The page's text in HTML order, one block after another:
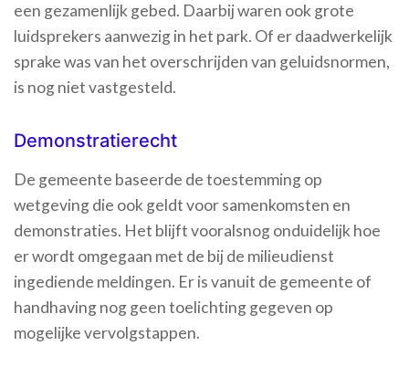
een gezamenlijk gebed. Daarbij waren ook grote
luidsprekers aanwezig in het park. Of er daadwerkelijk
sprake was van het overschrijden van geluidsnormen,
is nog niet vastgesteld.
Demonstratierecht
De gemeente baseerde de toestemming op
wetgeving die ook geldt voor samenkomsten en
demonstraties. Het blijft vooralsnog onduidelijk hoe
er wordt omgegaan met de bij de milieudienst
ingediende meldingen. Er is vanuit de gemeente of
handhaving nog geen toelichting gegeven op
mogelijke vervolgstappen.